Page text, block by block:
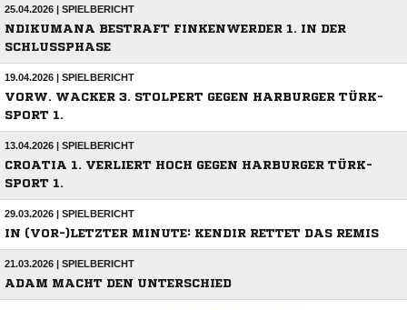
25.04.2026 | SPIELBERICHT
NDIKUMANA BESTRAFT FINKENWERDER 1. IN DER
SCHLUSSPHASE
19.04.2026 | SPIELBERICHT
VORW. WACKER 3. STOLPERT GEGEN HARBURGER TÜRK-
SPORT 1.
13.04.2026 | SPIELBERICHT
CROATIA 1. VERLIERT HOCH GEGEN HARBURGER TÜRK-
SPORT 1.
29.03.2026 | SPIELBERICHT
IN (VOR-)LETZTER MINUTE: KENDIR RETTET DAS REMIS
21.03.2026 | SPIELBERICHT
ADAM MACHT DEN UNTERSCHIED